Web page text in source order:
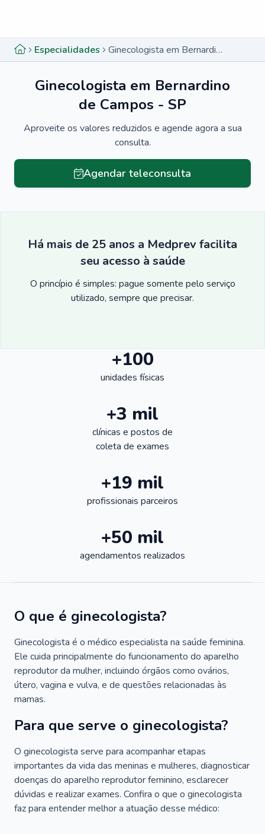
Especialidades Ginecologista em Bernardino de Campos - SP
Ginecologista em Bernardino
de Campos - SP
Aproveite os valores reduzidos e agende agora a sua
consulta.
Agendar teleconsulta
Há mais de 25 anos a Medprev facilita
seu acesso à saúde
O princípio é simples: pague somente pelo serviço
utilizado, sempre que precisar.
+100
unidades físicas
+3 mil
clínicas e postos de
coleta de exames
+19 mil
profissionais parceiros
+50 mil
agendamentos realizados
O que é ginecologista?
Ginecologista é o médico especialista na saúde feminina.
Ele cuida principalmente do funcionamento do aparelho
reprodutor da mulher, incluindo órgãos como ovários,
útero, vagina e vulva, e de questões relacionadas às
mamas.
Para que serve o ginecologista?
O ginecologista serve para acompanhar etapas
importantes da vida das meninas e mulheres, diagnosticar
doenças do aparelho reprodutor feminino, esclarecer
dúvidas e realizar exames. Confira o que o ginecologista
faz para entender melhor a atuação desse médico: